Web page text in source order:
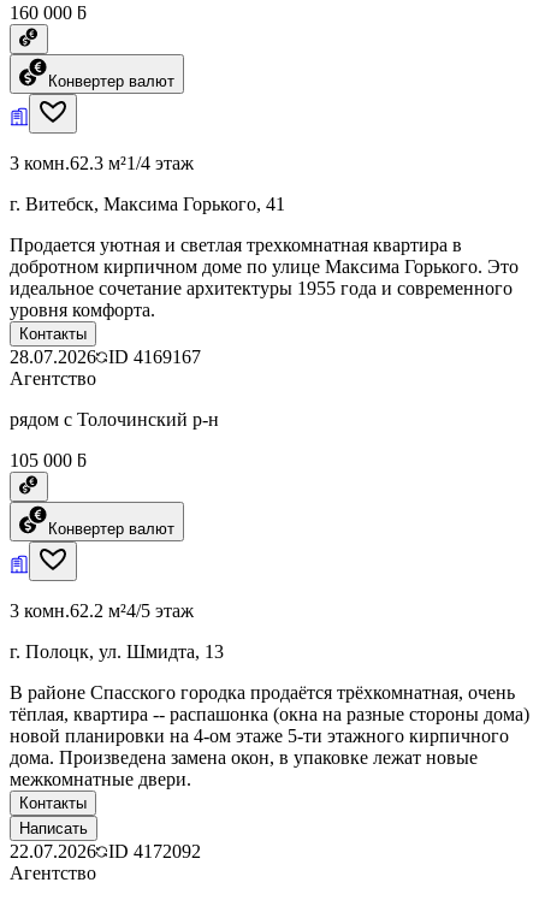
160 000 ƃ
Конвертер валют
3 комн.62.3 м²1/4 этаж
г. Витебск, Максима Горького, 41
Продается уютная и светлая трехкомнатная квартира в
добротном кирпичном доме по улице Максима Горького. Это
идеальное сочетание архитектуры 1955 года и современного
уровня комфорта.
Контакты
28.07.2026 ID 4169167
Агентство
рядом с Толочинский р-н
105 000 ƃ
Конвертер валют
3 комн.62.2 м²4/5 этаж
г. Полоцк, ул. Шмидта, 13
В районе Спасского городка продаётся трёхкомнатная, очень
тёплая, квартира -- распашонка (окна на разные стороны дома)
новой планировки на 4-ом этаже 5-ти этажного кирпичного
дома. Произведена замена окон, в упаковке лежат новые
межкомнатные двери.
Контакты
Написать
22.07.2026 ID 4172092
Агентство